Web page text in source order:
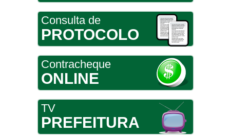
Consulta de
PROTOCOLO
Contracheque
ONLINE
TV
PREFEITURA